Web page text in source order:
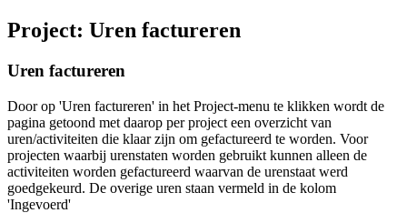
Project: Uren factureren
Uren factureren
Door op 'Uren factureren' in het Project-menu te klikken wordt de
pagina getoond met daarop per project een overzicht van
uren/activiteiten die klaar zijn om gefactureerd te worden. Voor
projecten waarbij urenstaten worden gebruikt kunnen alleen de
activiteiten worden gefactureerd waarvan de urenstaat werd
goedgekeurd. De overige uren staan vermeld in de kolom
'Ingevoerd'